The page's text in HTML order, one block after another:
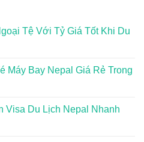
Tệ Với Tỷ Giá Tốt Khi Du
Máy Bay Nepal Giá Rẻ Trong
Du Lịch Nepal Nhanh